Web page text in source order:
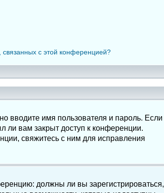
связанных с этой конференцией?
вводите имя пользователя и пароль. Если
ли вам закрыт доступ к конференции.
свяжитесь с ним для исправления
должны ли вы зарегистрироваться,